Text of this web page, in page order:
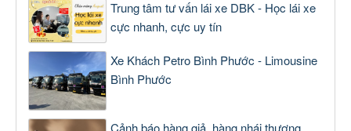
Trung tâm tư vấn lái xe DBK - Học lái xe
cực nhanh, cực uy tín
Xe Khách Petro Bình Phước - Limousine
Bình Phước
Cảnh báo hàng giả, hàng nhái thương